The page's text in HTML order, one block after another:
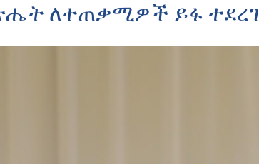
ለተጠቃሚዎች ይፋ ተደረገ